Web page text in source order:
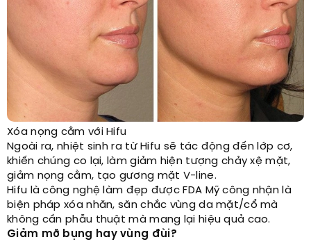
Xóa nọng cằm với Hifu
Ngoài ra, nhiệt sinh ra từ Hifu sẽ tác động đến lớp cơ,
khiến chúng co lại, làm giảm hiện tượng chảy xệ mặt,
giảm nọng cằm, tạo gương mặt V-line.
Hifu là công nghệ làm đẹp được FDA Mỹ công nhận là
biện pháp xóa nhăn, săn chắc vùng da mặt/cổ mà
không cần phẫu thuật mà mang lại hiệu quả cao.
Giảm mỡ bụng hay vùng đùi?